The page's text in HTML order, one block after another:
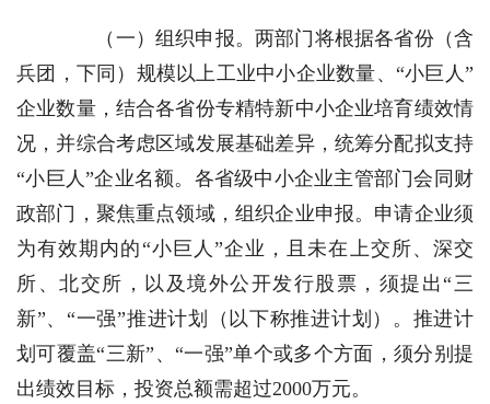
（一）组织申报。 两部门将根据各省份（含
兵团，下同）规模以上工业中小企业数量、“小巨人”
企业数量，结合各省份专精特新中小企业培育绩效情
况，并综合考虑区域发展基础差异，统筹分配拟支持
“小巨人”企业名额。各省级中小企业主管部门会同财
政部门，聚焦重点领域，组织企业申报。申请企业须
为有效期内的“小巨人”企业，且未在上交所、深交
所、北交所，以及境外公开发行股票，须提出“三
新”、“一强”推进计划（以下称推进计划）。推进计
划可覆盖“三新”、“一强”单个或多个方面，须分别提
出绩效目标，投资总额需超过2000万元。